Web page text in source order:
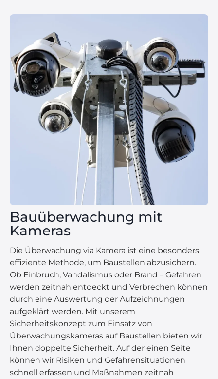
Bauüber­wachung mit
Kameras
Die Überwachung via Kamera ist eine besonders
effiziente Methode, um Baustellen abzusichern.
Ob Einbruch, Vandalismus oder Brand – Gefahren
werden zeitnah entdeckt und Verbrechen können
durch eine Auswertung der Aufzeichnungen
aufgeklärt werden. Mit unserem
Sicherheitskonzept zum Einsatz von
Überwachungskameras auf Baustellen bieten wir
Ihnen doppelte Sicherheit. Auf der einen Seite
können wir Risiken und Gefahrensituationen
schnell erfassen und Maßnahmen zeitnah